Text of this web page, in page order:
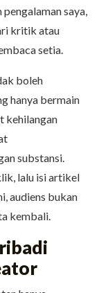
saya,
kritik atau
setia.
boleh
hanya bermain
kehilangan
substansi.
lalu isi artikel
audiens bukan
kembali.